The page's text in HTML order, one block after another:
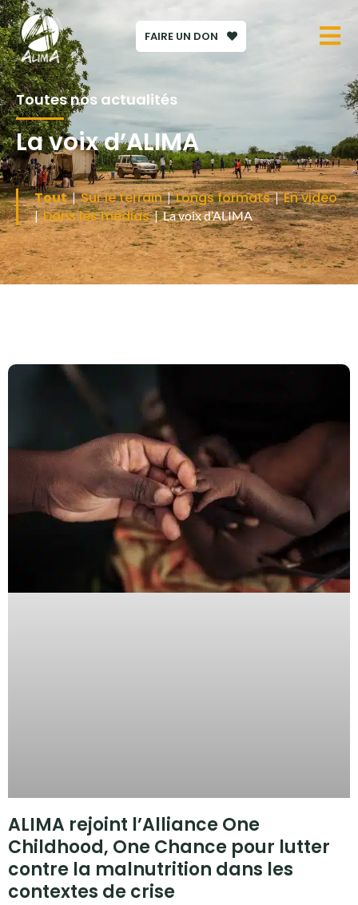
FAIRE UN DON
Toutes nos actualités
La voix d’ALIMA
Tout|Sur le terrain|Longs formats|En vidéo
|Dans les médias| La voix d’ALIMA
ALIMA rejoint l’Alliance One
Childhood, One Chance pour lutter
contre la malnutrition dans les
contextes de crise